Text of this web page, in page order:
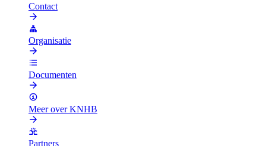
Contact
Organisatie
Documenten
Meer over KNHB
Partners